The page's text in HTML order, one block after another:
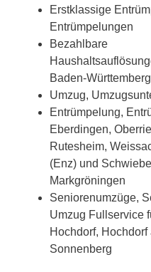
Erstklassige
Entrümpelungen
Bezahlbare
Baden-Württemberg
Umzug,
Entrümpelung,
Eberdingen,
Rutesheim,
(Enz) und
Markgröningen
Seniorenumzüge,
Umzug Fullservice
Hochdorf,
Sonnenberg